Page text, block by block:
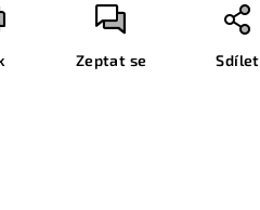
Zeptat se Sdílet